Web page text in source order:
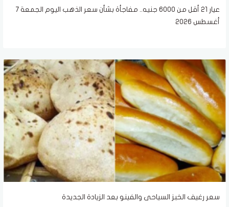
عيار 21 أقل من 6000 جنيه.. مفاجأة بشأن سعر الذهب اليوم الجمعة 7
أغسطس 2026
سعر رغيف الخبز السياحى والفينو بعد الزيادة الجديدة